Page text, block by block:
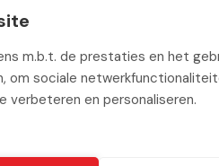
aansturen van
Wanneer er zich
zich daarvan
m.b.t. de prestaties en het
om sociale
en personaliseren.